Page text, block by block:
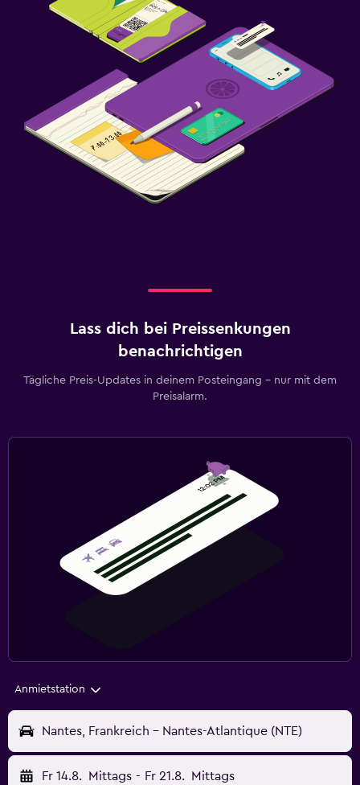
Lass dich bei Preissenkungen
benachrichtigen
Tägliche Preis-Updates in deinem Posteingang – nur mit dem
Preisalarm.
Anmietstation
Nantes, Frankreich - Nantes-Atlantique (NTE)
Fr 14.8. Mittags - Fr 21.8. Mittags